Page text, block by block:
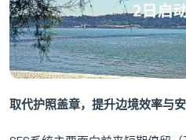
取代护照盖章，提升边境效率与